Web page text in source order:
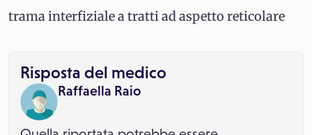
trama interfiziale a tratti ad aspetto reticolare
Risposta del medico
Raffaella Raio